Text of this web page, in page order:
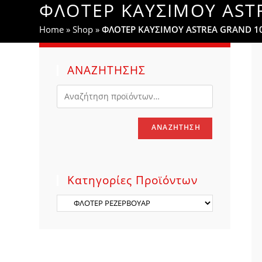
WEBSITE
SEARCH
ΦΛΟΤΕΡ ΚΑΥΣΙΜΟΥ
Home »Shop »ΦΛΟΤΕΡ ΚΑΥΣΙΜΟΥ ASTREA GRAND
ΑΝΑΖΗΤΗΣΗΣ
ΑΝΑΖΉΤΗΣΗ
Κατηγορίες Προϊόντων